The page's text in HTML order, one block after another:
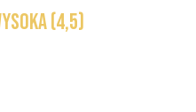
(4,5)